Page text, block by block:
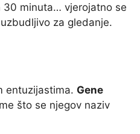
30 minuta… vjerojatno se
za gledanje.
entuzijastima. Gene
što se njegov naziv